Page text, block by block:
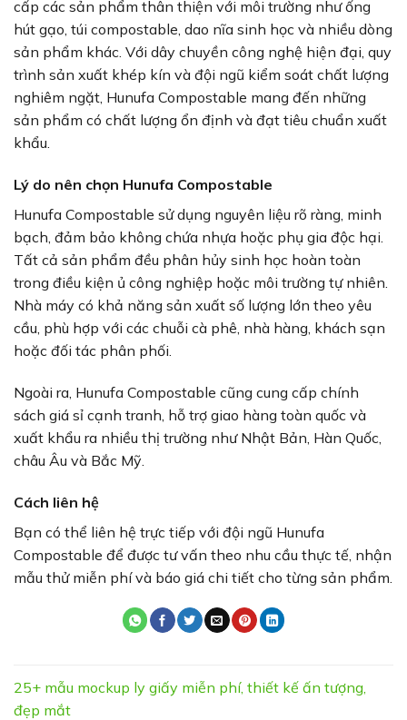
cấp các sản phẩm thân thiện với môi trường như ống
hút gạo, túi compostable, dao nĩa sinh học và nhiều dòng
sản phẩm khác. Với dây chuyền công nghệ hiện đại, quy
trình sản xuất khép kín và đội ngũ kiểm soát chất lượng
nghiêm ngặt, Hunufa Compostable mang đến những
sản phẩm có chất lượng ổn định và đạt tiêu chuẩn xuất
khẩu.
Lý do nên chọn Hunufa Compostable
Hunufa Compostable sử dụng nguyên liệu rõ ràng, minh
bạch, đảm bảo không chứa nhựa hoặc phụ gia độc hại.
Tất cả sản phẩm đều phân hủy sinh học hoàn toàn
trong điều kiện ủ công nghiệp hoặc môi trường tự nhiên.
Nhà máy có khả năng sản xuất số lượng lớn theo yêu
cầu, phù hợp với các chuỗi cà phê, nhà hàng, khách sạn
hoặc đối tác phân phối.
Ngoài ra, Hunufa Compostable cũng cung cấp chính
sách giá sỉ cạnh tranh, hỗ trợ giao hàng toàn quốc và
xuất khẩu ra nhiều thị trường như Nhật Bản, Hàn Quốc,
châu Âu và Bắc Mỹ.
Cách liên hệ
Bạn có thể liên hệ trực tiếp với đội ngũ Hunufa
Compostable để được tư vấn theo nhu cầu thực tế, nhận
mẫu thử miễn phí và báo giá chi tiết cho từng sản phẩm.
25+ mẫu mockup ly giấy miễn phí, thiết kế ấn tượng,
đẹp mắt